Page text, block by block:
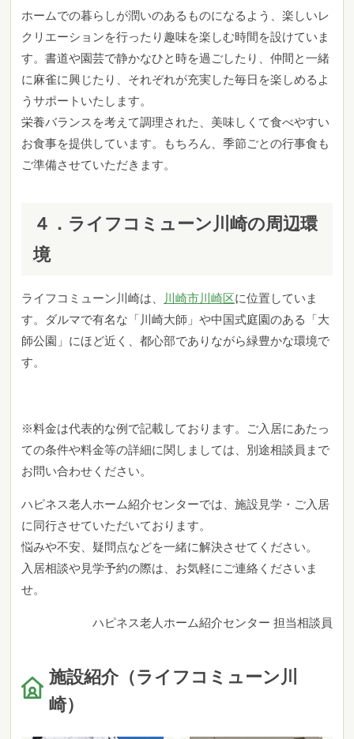
ホームでの暮らしが潤いのあるものになるよう、楽しいレ
クリエーションを行ったり趣味を楽しむ時間を設けていま
す。書道や園芸で静かなひと時を過ごしたり、仲間と一緒
に麻雀に興じたり、それぞれが充実した毎日を楽しめるよ
うサポートいたします。
栄養バランスを考えて調理された、美味しくて食べやすい
お食事を提供しています。もちろん、季節ごとの行事食も
ご準備させていただきます。
４．ライフコミューン川崎の周辺環
境
ライフコミューン川崎は、 川崎市川崎区に位置していま
す。ダルマで有名な「川崎大師」や中国式庭園のある「大
師公園」にほど近く、都心部でありながら緑豊かな環境で
す。
※料金は代表的な例で記載しております。ご入居にあたっ
ての条件や料金等の詳細に関しましては、別途相談員まで
お問い合わせください。
ハピネス老人ホーム紹介センターでは、施設見学・ご入居
に同行させていただいております。
悩みや不安、疑問点などを一緒に解決させてください。
入居相談や見学予約の際は、お気軽にご連絡くださいま
せ。
ハピネス老人ホーム紹介センター 担当相談員
施設紹介（ライフコミューン川
崎）